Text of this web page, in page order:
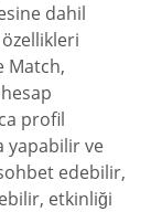
dahil
Match,
profil
yapabilir ve
edebilir,
etkinliği